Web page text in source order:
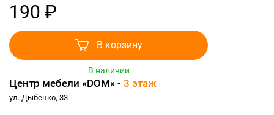
190 ₽
В корзину
В наличии
Центр мебели «DOM» - 3 этаж
ул. Дыбенко, 33